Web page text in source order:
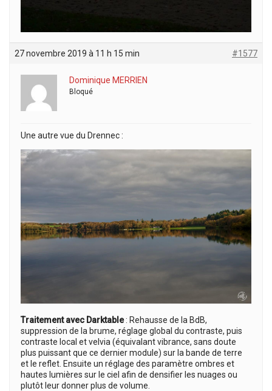
27 novembre 2019 à 11 h 15 min #1577
Dominique MERRIEN
Bloqué
Une autre vue du Drennec :
Traitement avec Darktable: Rehausse de la BdB,
suppression de la brume, réglage global du contraste, puis
contraste local et velvia (équivalant vibrance, sans doute
plus puissant que ce dernier module) sur la bande de terre
et le reflet. Ensuite un réglage des paramètre ombres et
hautes lumières sur le ciel afin de densifier les nuages ou
plutôt leur donner plus de volume.